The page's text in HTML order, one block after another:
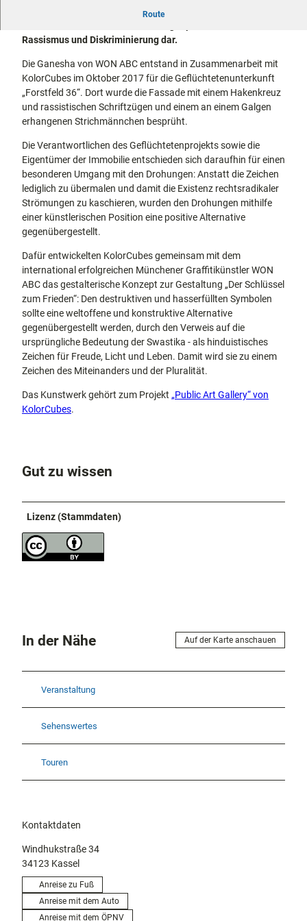
Musee
Galeri
en und
Sonde
rausst
ellung
Street
Art
Theat
er und
Bühne
nkunst
Gärten
fahren in
Wandern
im
Grünen
Stadtführungen
Kassel
Kindern
Gastronomie
und
Shopping
Unterkünfte
Ausflugsziele
in der Region
Fragen
Route
Bereits 2017 entstand dieses Werk von Won ABC in der
Rassismus und Diskriminierung dar.
Die Ganesha von WON ABC entstand in Zusammenarbeit mit
KolorCubes im Oktober 2017 für die Geflüchtetenunterkunft
„Forstfeld 36“. Dort wurde die Fassade mit einem Hakenkreuz
und rassistischen Schriftzügen und einem an einem Galgen
erhangenen Strichmännchen besprüht.
Die Verantwortlichen des Geflüchtetenprojekts sowie die
Eigentümer der Immobilie entschieden sich daraufhin für einen
besonderen Umgang mit den Drohungen: Anstatt die Zeichen
lediglich zu übermalen und damit die Existenz rechtsradikaler
Strömungen zu kaschieren, wurden den Drohungen mithilfe
einer künstlerischen Position eine positive Alternative
gegenübergestellt.
Dafür entwickelten KolorCubes gemeinsam mit dem
international erfolgreichen Münchener Graffitikünstler WON
ABC das gestalterische Konzept zur Gestaltung „Der Schlüssel
zum Frieden“: Den destruktiven und hasserfüllten Symbolen
sollte eine weltoffene und konstruktive Alternative
gegenübergestellt werden, durch den Verweis auf die
ursprüngliche Bedeutung der Swastika - als hinduistisches
Zeichen für Freude, Licht und Leben. Damit wird sie zu einem
Zeichen des Miteinanders und der Pluralität.
Das Kunstwerk gehört zum Projekt „Public Art Gallery“ von
KolorCubes.
Gut zu wissen
Lizenz (Stammdaten)
In der Nähe Auf der Karte anschauen
Veranstaltung
Sehenswertes
Touren
Kontaktdaten
Windhukstraße 34
34123 Kassel
Anreise zu Fuß
Anreise mit dem Auto
Anreise mit dem ÖPNV